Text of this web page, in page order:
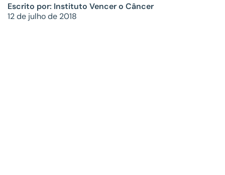
Escrito por: Instituto Vencer o Câncer
12 de julho de 2018